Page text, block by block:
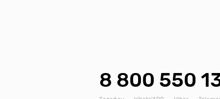
8 800 550